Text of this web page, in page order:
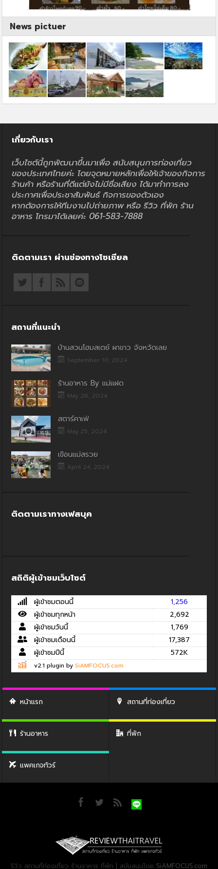
News pictuer
เกี่ยวกับเรา
เว็บไซต์นี้ถูกพัฒนาขึ้นมาเพื่อ สนับสนุนการท่องเที่ยว
ของประเทศไทยค่ะ โดยจุดหมายหลักเพื่อให้เจ้าของกิจการ
ร้านค้า หรือร้านที่ดีแต่ยังไม่มีชื่อเสียง ได้มาทำการลง
ประกาศเพื่อประชาสัมพันธ์ กิจการของตัวเอง
หากต้องการให้ทีมงานไปถ่ายภาพ หรือ รีวิว ที่พัก ร้าน
อาหาร โทรมาได้เลยค่ะ 061-583-7888
ติดตามเรา ผ่านช่องทางโซเชียล
สถานที่แนะนำ
บ้านสวนโฮมสเตย์ ผาขาว จังหวัดเลย
September 10, 2024
ร้านอาหาร By แม่แฝด
May 26, 2024
สตาร์คาเฟ่
May 25, 2024
เขื่อนแม่สรวย
April 24, 2024
ติดตามเราทางเฟสบุค
สถิติผู้เข้าชมเว็บไซต์
ผู้เข้าชมตอนนี้
1,256
ผู้เข้าชมทุกหน้า
2,692
ผู้เข้าชมวันนี้
1,769
ผู้เข้าชมเดือนนี้
17,387
ผู้เข้าชมปีนี้
572K
v2.1 plugin by SiAMFOCUS.com
หน้าแรก สถานที่ท่องเที่ยว
ร้านอาหาร ที่พัก
แพคเกจทัวร์
รีวิว สถานที่ท่องเที่ยว ร้านอาหาร ที่พัก | สนับสนุนโดย SiAMFOCUS.com